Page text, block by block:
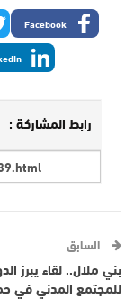
Facebook
رابط المشاركة :
السابق
بني ملال.. لقاء يبرز
للمجتمع المدني في